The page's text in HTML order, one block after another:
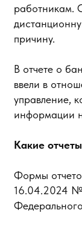
работникам.
причину.
В отчете о
ввели в
управление,
информации
Какие
Формы
16.04.2024 №